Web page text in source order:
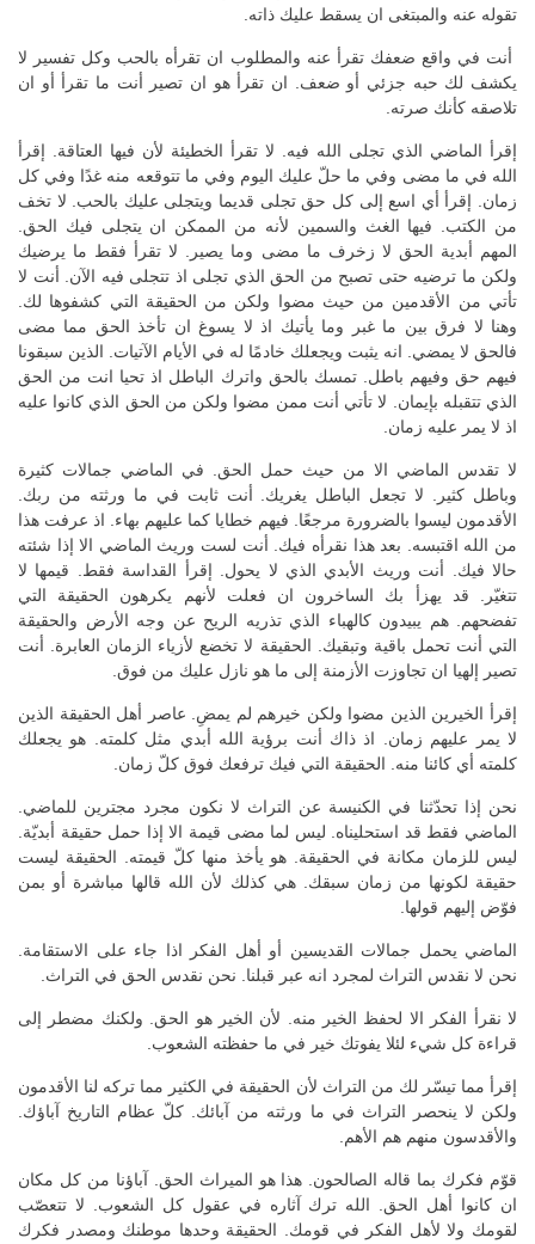
تقوله عنه والمبتغى ان يسقط عليك ذاته.
أنت في واقع ضعفك تقرأ عنه والمطلوب ان تقرأه بالحب وكل تفسير لا
يكشف لك حبه جزئي أو ضعف. ان تقرأ هو ان تصير أنت ما تقرأ أو ان
تلاصقه كأنك صرته.
إقرأ الماضي الذي تجلى الله فيه. لا تقرأ الخطيئة لأن فيها العتاقة. إقرأ
الله في ما مضى وفي ما حلّ عليك اليوم وفي ما تتوقعه منه غدًا وفي كل
زمان. إقرأ أي اسع إلى كل حق تجلى قديما ويتجلى عليك بالحب. لا تخف
من الكتب. فيها الغث والسمين لأنه من الممكن ان يتجلى فيك الحق.
المهم أبدية الحق لا زخرف ما مضى وما يصير. لا تقرأ فقط ما يرضيك
ولكن ما ترضيه حتى تصبح من الحق الذي تجلى اذ تتجلى فيه الآن. أنت لا
تأتي من الأقدمين من حيث مضوا ولكن من الحقيقة التي كشفوها لك.
وهنا لا فرق بين ما غبر وما يأتيك اذ لا يسوغ ان تأخذ الحق مما مضى
فالحق لا يمضي. انه يثبت ويجعلك خادمًا له في الأيام الآتيات. الذين سبقونا
فيهم حق وفيهم باطل. تمسك بالحق واترك الباطل اذ تحيا انت من الحق
الذي تتقبله بإيمان. لا تأتي أنت ممن مضوا ولكن من الحق الذي كانوا عليه
اذ لا يمر عليه زمان.
لا تقدس الماضي الا من حيث حمل الحق. في الماضي جمالات كثيرة
وباطل كثير. لا تجعل الباطل يغريك. أنت ثابت في ما ورثته من ربك.
الأقدمون ليسوا بالضرورة مرجعًا. فيهم خطايا كما عليهم بهاء. اذ عرفت هذا
من الله اقتبسه. بعد هذا نقرأه فيك. أنت لست وريث الماضي الا إذا شئته
حالا فيك. أنت وريث الأبدي الذي لا يحول. إقرأ القداسة فقط. قيمها لا
تتغيّر. قد يهزأ بك الساخرون ان فعلت لأنهم يكرهون الحقيقة التي
تفضحهم. هم يبيدون كالهباء الذي تذريه الريح عن وجه الأرض والحقيقة
التي أنت تحمل باقية وتبقيك. الحقيقة لا تخضع لأزياء الزمان العابرة. أنت
تصير إلهيا ان تجاوزت الأزمنة إلى ما هو نازل عليك من فوق.
إقرأ الخيرين الذين مضوا ولكن خيرهم لم يمضِ. عاصر أهل الحقيقة الذين
لا يمر عليهم زمان. اذ ذاك أنت برؤية الله أبدي مثل كلمته. هو يجعلك
كلمته أي كائنا منه. الحقيقة التي فيك ترفعك فوق كلّ زمان.
نحن إذا تحدّثنا في الكنيسة عن التراث لا نكون مجرد مجترين للماضي.
الماضي فقط قد استحليناه. ليس لما مضى قيمة الا إذا حمل حقيقة أبديّة.
ليس للزمان مكانة في الحقيقة. هو يأخذ منها كلّ قيمته. الحقيقة ليست
حقيقة لكونها من زمان سبقك. هي كذلك لأن الله قالها مباشرة أو بمن
فوّض إليهم قولها.
الماضي يحمل جمالات القديسين أو أهل الفكر اذا جاء على الاستقامة.
نحن لا نقدس التراث لمجرد انه عبر قبلنا. نحن نقدس الحق في التراث.
لا نقرأ الفكر الا لحفظ الخير منه. لأن الخير هو الحق. ولكنك مضطر إلى
قراءة كل شيء لئلا يفوتك خير في ما حفظته الشعوب.
إقرأ مما تيسّر لك من التراث لأن الحقيقة في الكثير مما تركه لنا الأقدمون
ولكن لا ينحصر التراث في ما ورثته من آبائك. كلّ عظام التاريخ آباؤك.
والأقدسون منهم هم الأهم.
قوّم فكرك بما قاله الصالحون. هذا هو الميراث الحق. آباؤنا من كل مكان
ان كانوا أهل الحق. الله ترك آثاره في عقول كل الشعوب. لا تتعصّب
لقومك ولا لأهل الفكر في قومك. الحقيقة وحدها موطنك ومصدر فكرك